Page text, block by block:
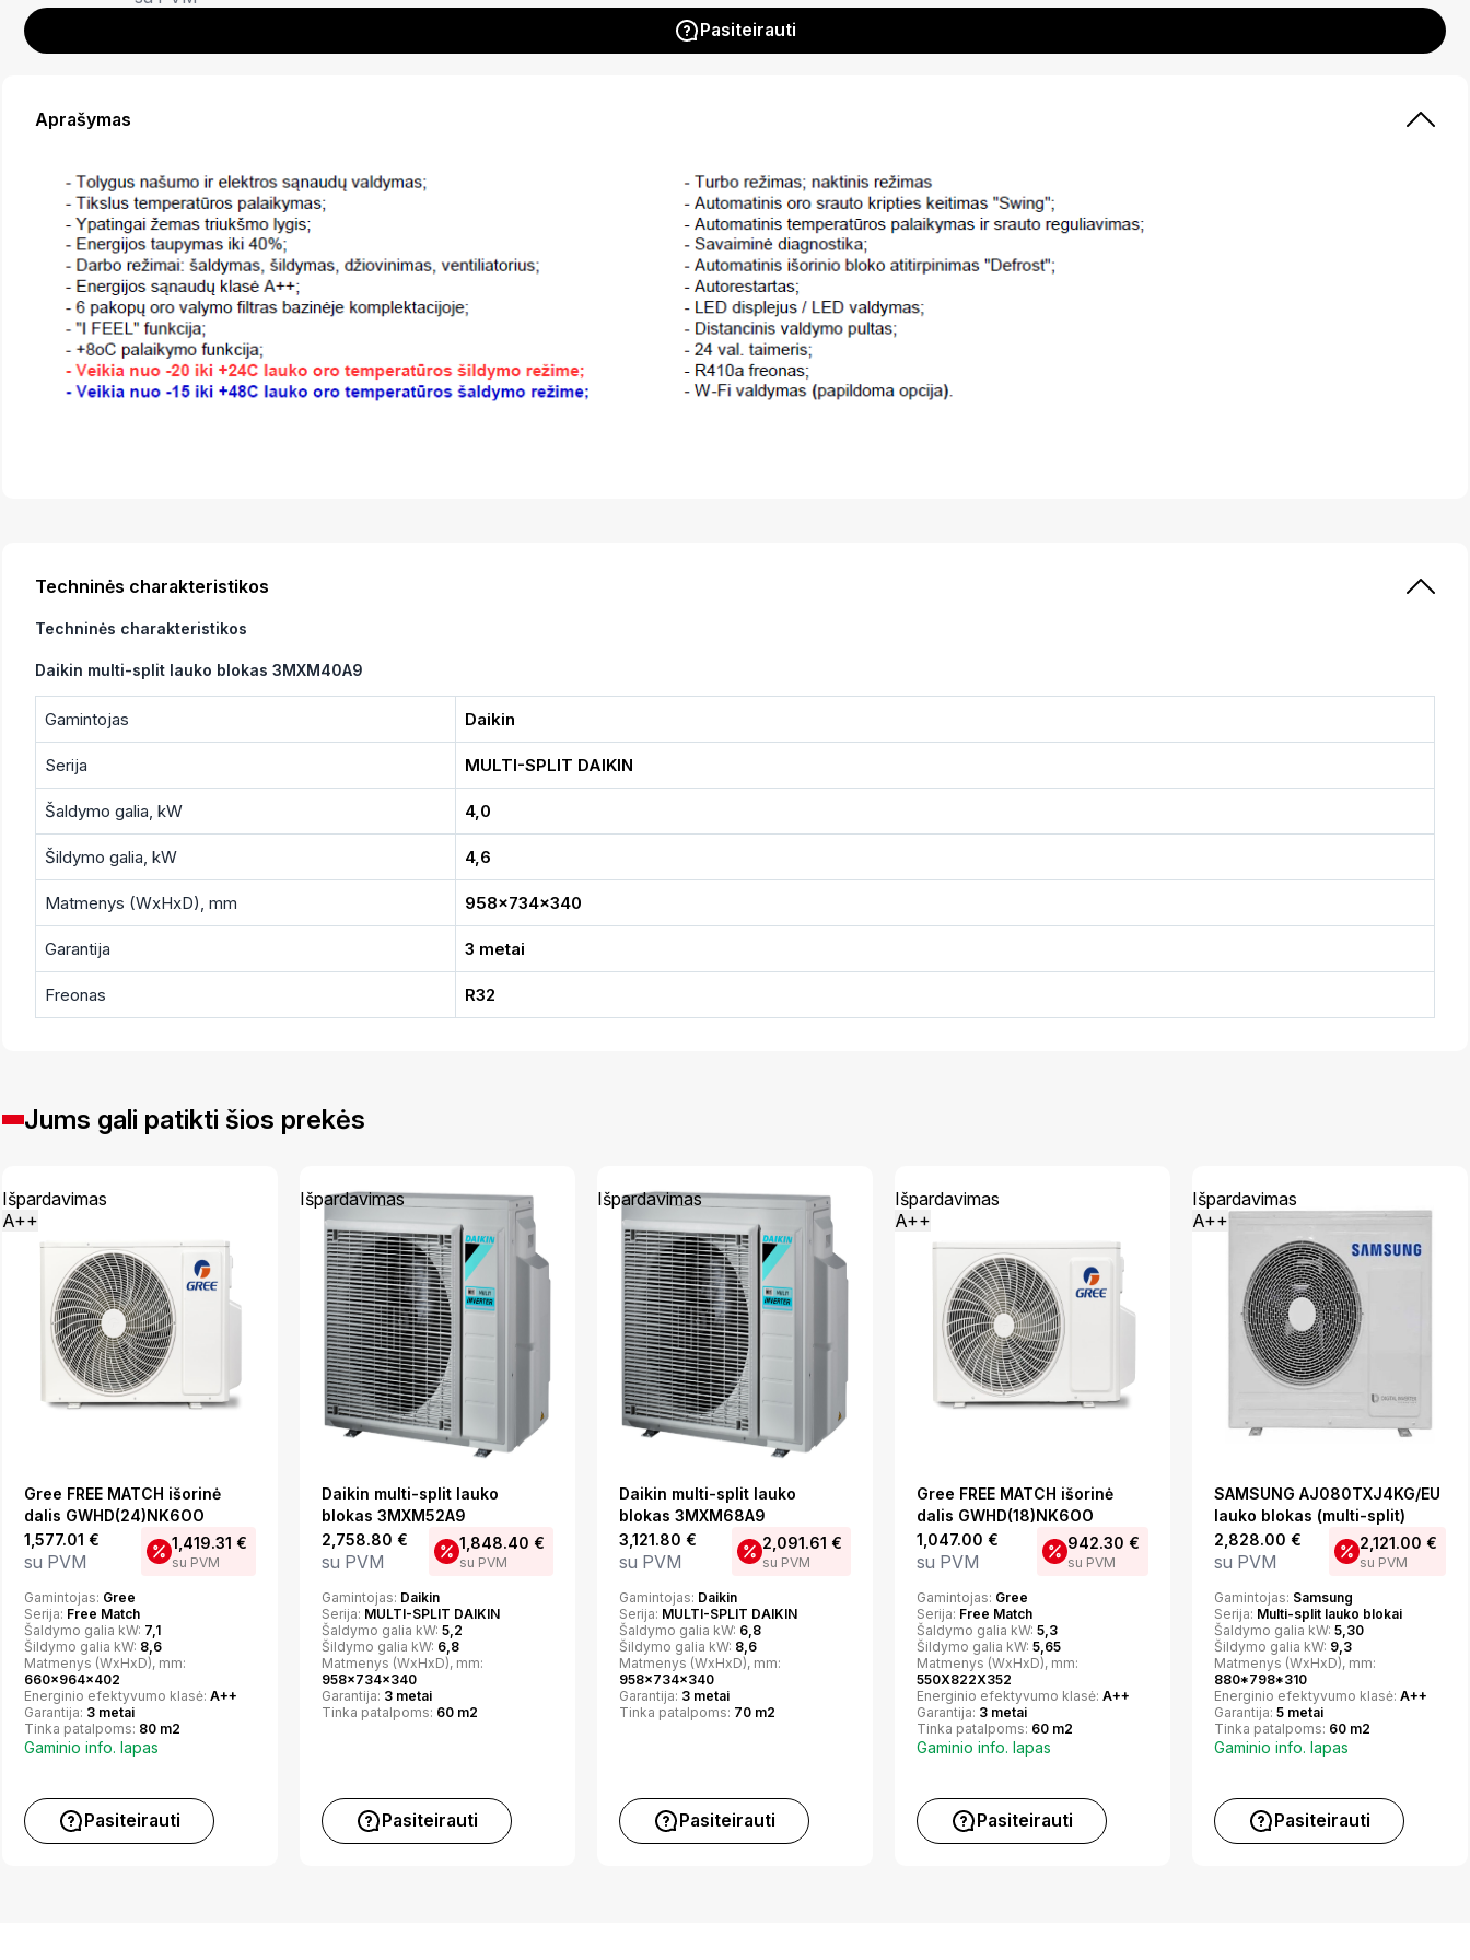
Pasiteirauti
Aprašymas
Techninės charakteristikos
Techninės charakteristikos
Daikin multi-split lauko blokas 3MXM40A9
Gamintojas Daikin
Serija MULTI-SPLIT DAIKIN
Šaldymo galia, kW 4,0
Šildymo galia, kW 4,6
Matmenys (WxHxD), mm 958x734x340
Garantija 3 metai
Freonas R32
Jums gali patikti šios prekės
Išpardavimas
A++
Gree FREE MATCH išorinė
dalis GWHD(24)NK6OO
1,577.01 €
su PVM
1,419.31 €
su PVM
Gamintojas: Gree
Serija: Free Match
Šaldymo galia kW: 7,1
Šildymo galia kW: 8,6
Matmenys (WxHxD), mm:
660x964x402
Energinio efektyvumo klasė: A++
Garantija: 3 metai
Tinka patalpoms: 80 m2
Gaminio info. lapas
Pasiteirauti
Išpardavimas
Daikin multi-split lauko
blokas 3MXM52A9
2,758.80 €
su PVM
1,848.40 €
su PVM
Gamintojas: Daikin
Serija: MULTI-SPLIT DAIKIN
Šaldymo galia kW: 5,2
Šildymo galia kW: 6,8
Matmenys (WxHxD), mm:
958x734x340
Garantija: 3 metai
Tinka patalpoms: 60 m2
Pasiteirauti
Išpardavimas
Daikin multi-split lauko
blokas 3MXM68A9
3,121.80 €
su PVM
2,091.61 €
su PVM
Gamintojas: Daikin
Serija: MULTI-SPLIT DAIKIN
Šaldymo galia kW: 6,8
Šildymo galia kW: 8,6
Matmenys (WxHxD), mm:
958x734x340
Garantija: 3 metai
Tinka patalpoms: 70 m2
Pasiteirauti
Išpardavimas
A++
Gree FREE MATCH išorinė
dalis GWHD(18)NK6OO
1,047.00 €
su PVM
942.30 €
su PVM
Gamintojas: Gree
Serija: Free Match
Šaldymo galia kW: 5,3
Šildymo galia kW: 5,65
Matmenys (WxHxD), mm:
550X822X352
Energinio efektyvumo klasė: A++
Garantija: 3 metai
Tinka patalpoms: 60 m2
Gaminio info. lapas
Pasiteirauti
Išpardavimas
A++
SAMSUNG AJ080TXJ4KG/EU
lauko blokas (multi-split)
2,828.00 €
su PVM
2,121.00 €
su PVM
Gamintojas: Samsung
Serija: Multi-split lauko blokai
Šaldymo galia kW: 5,30
Šildymo galia kW: 9,3
Matmenys (WxHxD), mm:
880*798*310
Energinio efektyvumo klasė: A++
Garantija: 5 metai
Tinka patalpoms: 60 m2
Gaminio info. lapas
Pasiteirauti